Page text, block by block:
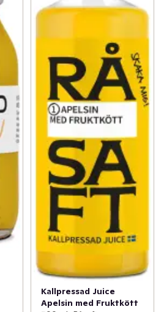
Kallpressad Juice
Apelsin med Fruktkött